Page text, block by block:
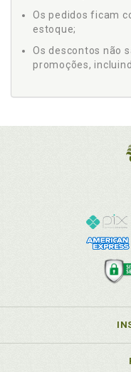
Os pedidos ficam
estoque;
Os descontos não
promoções,